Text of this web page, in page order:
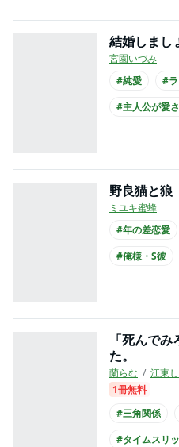
結婚しまし
宮園いづみ
#純愛
#
#主人公が愛
野良猫と狼
ミユキ蜜蜂
#年の差恋愛
#俺様・S彼
#長身男子
「死んで
た。
蘭らむ 江東
1冊無料
#三角関係
#タイムスリ